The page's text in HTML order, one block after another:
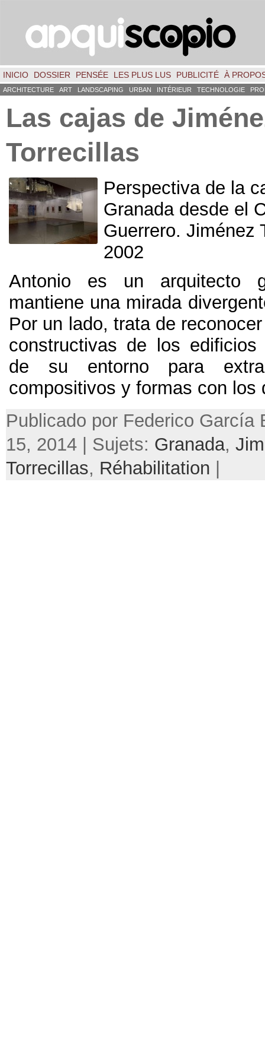
INICIO DOSSIER PENSÉE LES PLUS LUS PUBLICITÉ À
ARCHITECTURE ART LANDSCAPING URBAN INTÉRIEUR TECHNOLOGIE
Las cajas de
Torrecillas
Perspectiva de la
Granada desde el
Guerrero. Jiménez
2002
Antonio es un arquitecto
mantiene una mirada
Por un lado, trata de
constructivas de los edificios
de su entorno para
compositivos y formas con los
Publicado por Federico García
15, 2014 | Sujets: Granada,
Torrecillas, Réhabilitation